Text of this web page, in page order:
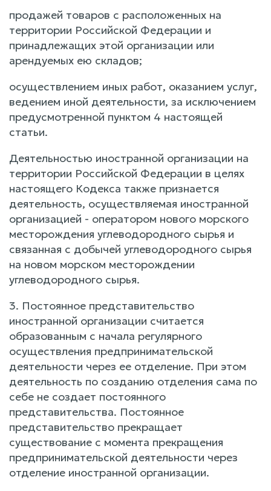
продажей товаров с расположенных на
территории Российской Федерации и
принадлежащих этой организации или
арендуемых ею складов;
осуществлением иных работ, оказанием услуг,
ведением иной деятельности, за исключением
предусмотренной пунктом 4 настоящей
статьи.
Деятельностью иностранной организации на
территории Российской Федерации в целях
настоящего Кодекса также признается
деятельность, осуществляемая иностранной
организацией - оператором нового морского
месторождения углеводородного сырья и
связанная с добычей углеводородного сырья
на новом морском месторождении
углеводородного сырья.
3. Постоянное представительство
иностранной организации считается
образованным с начала регулярного
осуществления предпринимательской
деятельности через ее отделение. При этом
деятельность по созданию отделения сама по
себе не создает постоянного
представительства. Постоянное
представительство прекращает
существование с момента прекращения
предпринимательской деятельности через
отделение иностранной организации.